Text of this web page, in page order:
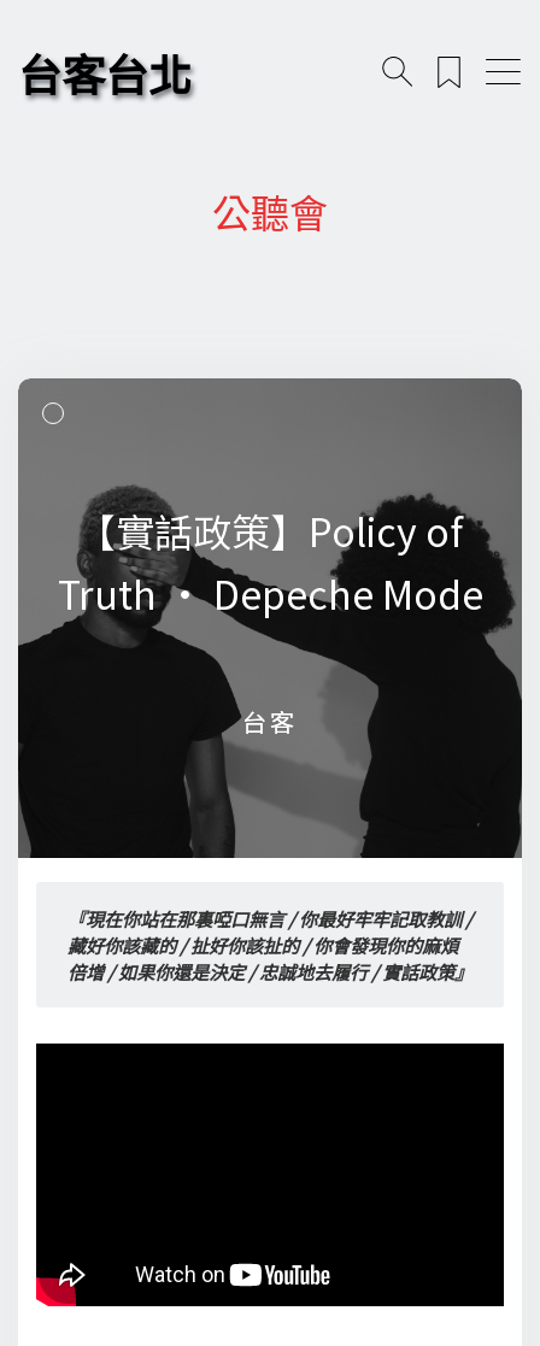
台客台北
公聽會
【實話政策】Policy of
Truth • Depeche Mode
台客
【實話政策】Policy of
Truth • Depeche Mode
台客
『現在你站在那裏啞口無言 / 你最好牢牢記取教訓 /
藏好你該藏的 / 扯好你該扯的 / 你會發現你的麻煩
倍增 / 如果你還是決定 / 忠誠地去履行 / 實話政策』